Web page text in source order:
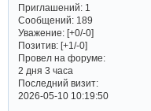
Приглашений:1
Сообщений:189
Уважение: [+0/-0]
Позитив: [+1/-0]
Провел на форуме:
2 дня 3 часа
Последний визит:
2026-05-10 10:19:50